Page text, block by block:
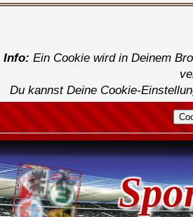
Info: Ein Cookie wird in Deinem
Du kannst Deine Cookie-